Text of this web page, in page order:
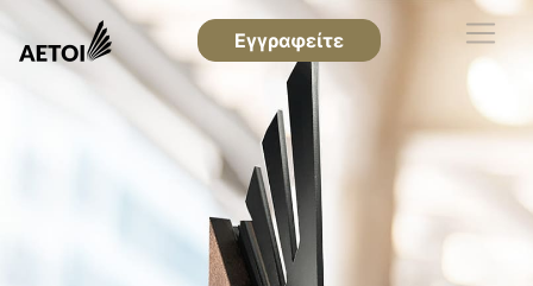
Εγγραφείτε